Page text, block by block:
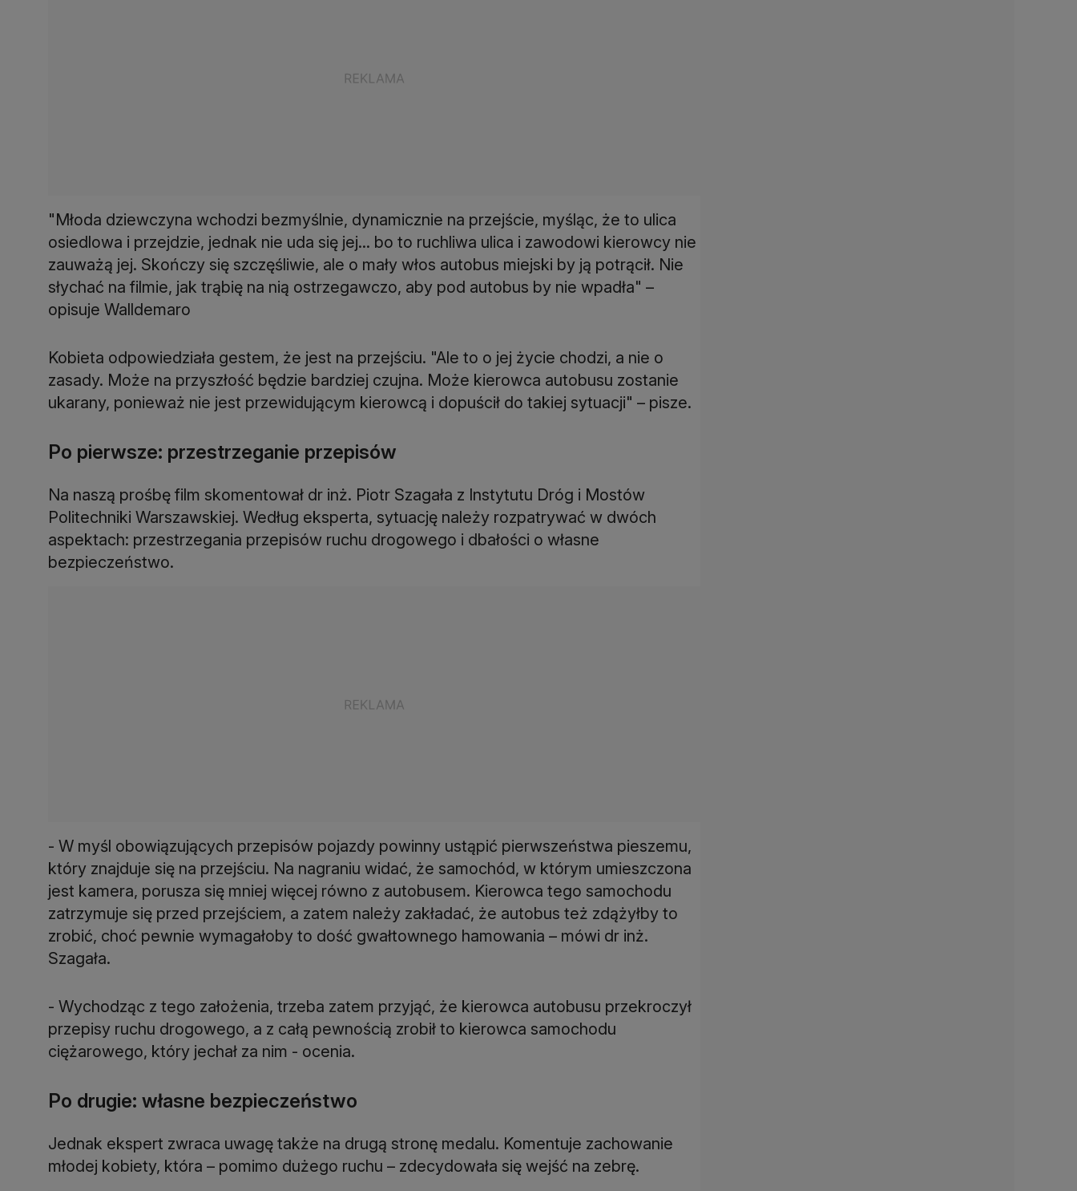
"Młoda dziewczyna wchodzi bezmyślnie, dynamicznie na przejście, myśląc, że to ulica
osiedlowa i przejdzie, jednak nie uda się jej... bo to ruchliwa ulica i zawodowi kierowcy nie
zauważą jej. Skończy się szczęśliwie, ale o mały włos autobus miejski by ją potrącił. Nie
słychać na filmie, jak trąbię na nią ostrzegawczo, aby pod autobus by nie wpadła" –
opisuje Walldemaro
Kobieta odpowiedziała gestem, że jest na przejściu. "Ale to o jej życie chodzi, a nie o
zasady. Może na przyszłość będzie bardziej czujna. Może kierowca autobusu zostanie
ukarany, ponieważ nie jest przewidującym kierowcą i dopuścił do takiej sytuacji" – pisze.
Po pierwsze: przestrzeganie przepisów
Na naszą prośbę film skomentował dr inż. Piotr Szagała z Instytutu Dróg i Mostów
Politechniki Warszawskiej. Według eksperta, sytuację należy rozpatrywać w dwóch
aspektach: przestrzegania przepisów ruchu drogowego i dbałości o własne
bezpieczeństwo.
- W myśl obowiązujących przepisów pojazdy powinny ustąpić pierwszeństwa pieszemu,
który znajduje się na przejściu. Na nagraniu widać, że samochód, w którym umieszczona
jest kamera, porusza się mniej więcej równo z autobusem. Kierowca tego samochodu
zatrzymuje się przed przejściem, a zatem należy zakładać, że autobus też zdążyłby to
zrobić, choć pewnie wymagałoby to dość gwałtownego hamowania – mówi dr inż.
Szagała.
- Wychodząc z tego założenia, trzeba zatem przyjąć, że kierowca autobusu przekroczył
przepisy ruchu drogowego, a z całą pewnością zrobił to kierowca samochodu
ciężarowego, który jechał za nim - ocenia.
Po drugie: własne bezpieczeństwo
Jednak ekspert zwraca uwagę także na drugą stronę medalu. Komentuje zachowanie
młodej kobiety, która – pomimo dużego ruchu – zdecydowała się wejść na zebrę.